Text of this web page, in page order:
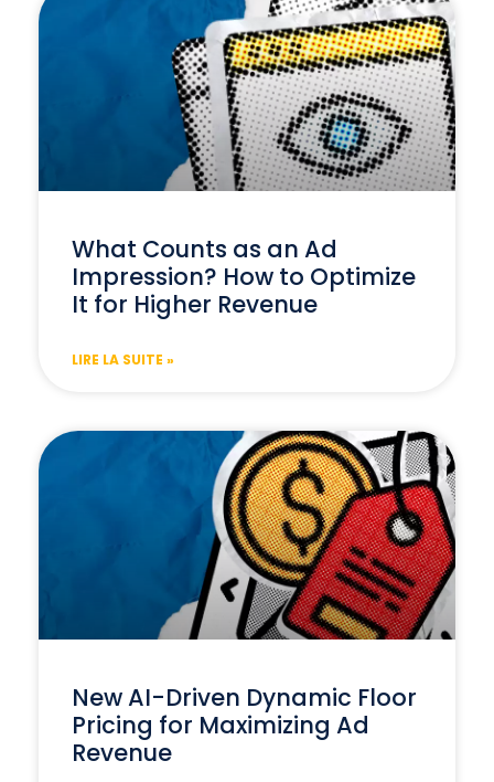
What Counts as an Ad
Impression? How to Optimize
It for Higher Revenue
LIRE LA SUITE »
New AI-Driven Dynamic Floor
Pricing for Maximizing Ad
Revenue